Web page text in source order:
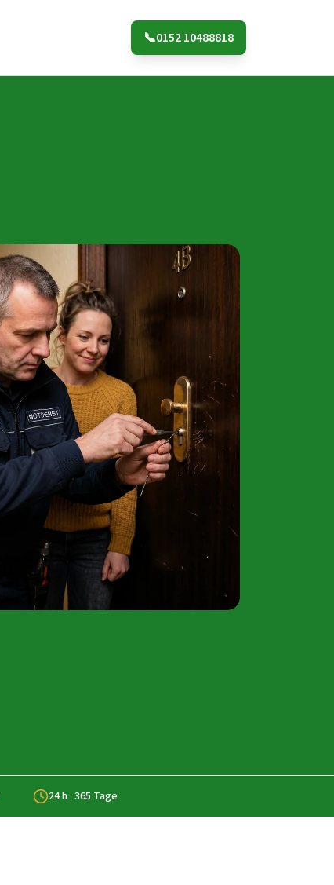
📞0152 10488818
24 h · 365 Tage